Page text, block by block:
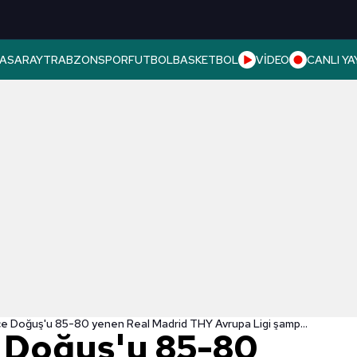
TRABZONSPORFUTBOLBASKETBOL VİDEO CANLI
Fenerbahçe Doğuş'u 85-80 yenen Real Madrid THY Avrupa Ligi şampiyonu oldu
85-80